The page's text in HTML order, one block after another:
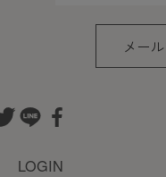
メー
LOGIN